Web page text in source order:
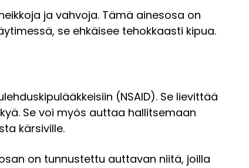
ja vahvoja. Tämä ainesosa on
se ehkäisee tehokkaasti kipua.
(NSAID). Se lievittää
Se voi myös auttaa hallitsemaan
kärsiville.
on tunnustettu auttavan niitä, joilla